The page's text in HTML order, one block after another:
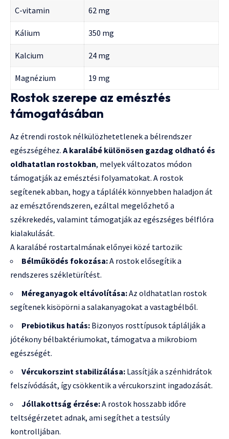
C-vitamin 62 mg
Kálium 350 mg
Kalcium 24 mg
Magnézium 19 mg
Rostok szerepe az emésztés
támogatásában
Az étrendi rostok nélkülözhetetlenek a bélrendszer
egészségéhez. A karalábé különösen gazdag oldható és
oldhatatlan rostokban, melyek változatos módon
támogatják az emésztési folyamatokat. A rostok
segítenek abban, hogy a táplálék könnyebben haladjon át
az emésztőrendszeren, ezáltal megelőzhető a
székrekedés, valamint támogatják az egészséges bélflóra
kialakulását.
A karalábé rostartalmának előnyei közé tartozik:
Bélműködés fokozása:A rostok elősegítik a
rendszeres székletürítést.
Méreganyagok eltávolítása:Az oldhatatlan rostok
segítenek kisöpörni a salakanyagokat a vastagbélből.
Prebiotikus hatás: Bizonyos rosttípusok táplálják a
jótékony bélbaktériumokat, támogatva a mikrobiom
egészségét.
Vércukorszint stabilizálása: Lassítják a szénhidrátok
felszívódását, így csökkentik a vércukorszint ingadozását.
Jóllakottság érzése:A rostok hosszabb időre
teltségérzetet adnak, ami segíthet a testsúly
kontrolljában.